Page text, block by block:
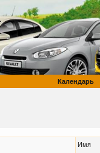
Календарь
Имя